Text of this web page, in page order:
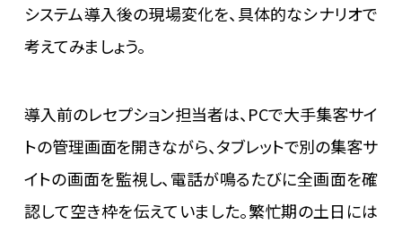
システム導入後の現場変化を、具体的なシナリオで
考えてみましょう。
導入前のレセプション担当者は、PCで大手集客サイ
トの管理画面を開きながら、タブレットで別の集客サ
イトの画面を監視し、電話が鳴るたびに全画面を確
認して空き枠を伝えていました。繁忙期の土日には